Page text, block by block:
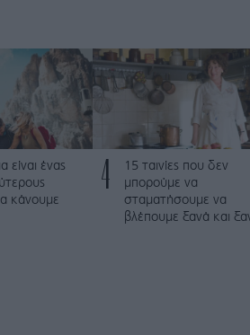
είναι ένας
κάνουμε
4
15 ταινίες που δεν
μπορούμε να
σταματήσουμε να
βλέπουμε ξανά και